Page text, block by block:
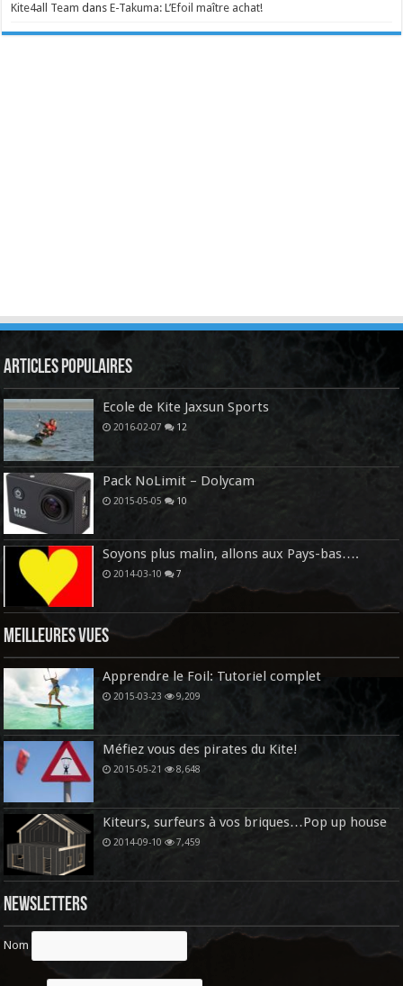
Kite4all Team dansE-Takuma: L’Efoil maître achat!
Articles Populaires
Ecole de Kite Jaxsun Sports
2016-02-07 12
Pack NoLimit – Dolycam
2015-05-05 10
Soyons plus malin, allons aux Pays-bas….
2014-03-10 7
Meilleures vues
Apprendre le Foil: Tutoriel complet
2015-03-23 9,209
Méfiez vous des pirates du Kite!
2015-05-21 8,648
Kiteurs, surfeurs à vos briques…Pop up house
2014-09-10 7,459
Newsletters
Nom